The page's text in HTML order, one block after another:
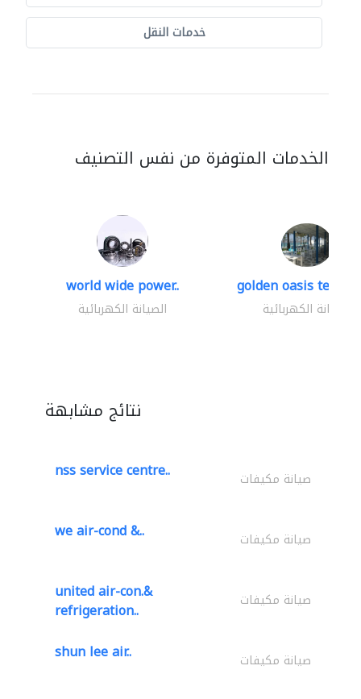
خدمات النقل
الخدمات المتوفرة من نفس التصنيف
world wide power..
الصيانة الكهربائية
golden oasis
الصيانة الكهربائية
نتائج مشابهة
nss service centre.. صيانة مكيفات
we air-cond &.. صيانة مكيفات
united air-con.&
refrigeration.. صيانة مكيفات
shun lee air.. صيانة مكيفات